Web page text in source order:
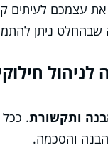
עצמכם לעיתים
שבהחלט ניתן
ותקשורת.
והסכמה.